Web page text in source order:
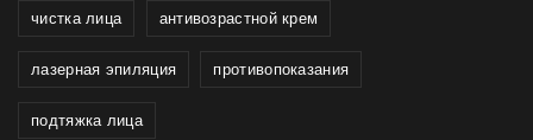
чистка лица антивозрастной крем
лазерная эпиляция противопоказания
подтяжка лица